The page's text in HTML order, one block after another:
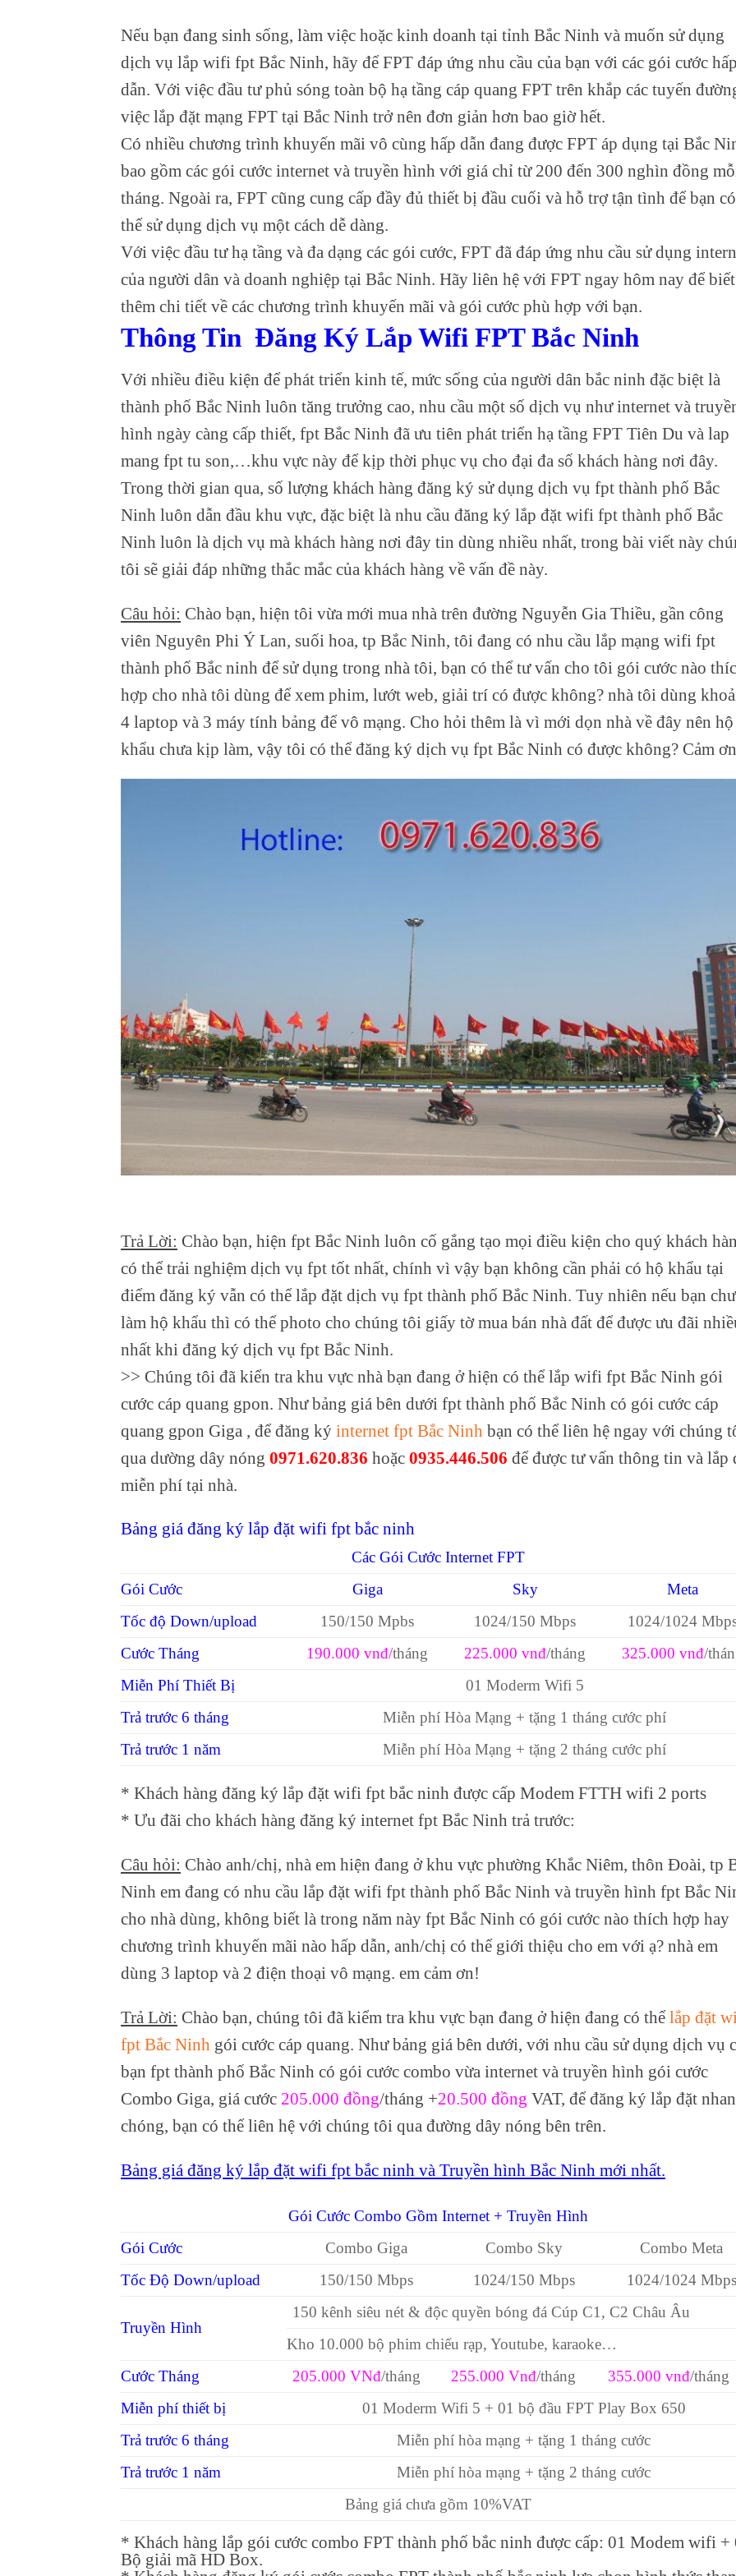
Nếu bạn đang sinh sống, làm việc hoặc kinh doanh tại tỉnh Bắc Ninh và muốn sử dụng
dịch vụ lắp wifi fpt Bắc Ninh, hãy để FPT đáp ứng nhu cầu của bạn với các gói cước
dẫn. Với việc đầu tư phủ sóng toàn bộ hạ tầng cáp quang FPT trên khắp các tuyến
việc lắp đặt mạng FPT tại Bắc Ninh trở nên đơn giản hơn bao giờ hết.
Có nhiều chương trình khuyến mãi vô cùng hấp dẫn đang được FPT áp dụng tại Bắc
bao gồm các gói cước internet và truyền hình với giá chỉ từ 200 đến 300 nghìn đồng
tháng. Ngoài ra, FPT cũng cung cấp đầy đủ thiết bị đầu cuối và hỗ trợ tận tình để bạn có
thể sử dụng dịch vụ một cách dễ dàng.
Với việc đầu tư hạ tầng và đa dạng các gói cước, FPT đã đáp ứng nhu cầu sử dụng
của người dân và doanh nghiệp tại Bắc Ninh. Hãy liên hệ với FPT ngay hôm nay để biết
thêm chi tiết về các chương trình khuyến mãi và gói cước phù hợp với bạn.
Thông Tin Đăng Ký Lắp Wifi FPT Bắc Ninh
Với nhiều điều kiện để phát triển kinh tế, mức sống của người dân bắc ninh đặc biệt là
thành phố Bắc Ninh luôn tăng trưởng cao, nhu cầu một số dịch vụ như internet và
hình ngày càng cấp thiết, fpt Bắc Ninh đã ưu tiên phát triển hạ tầng FPT Tiên Du và lap
mang fpt tu son,…khu vực này để kịp thời phục vụ cho đại đa số khách hàng nơi đây.
Trong thời gian qua, số lượng khách hàng đăng ký sử dụng dịch vụ fpt thành phố Bắc
Ninh luôn dẫn đầu khu vực, đặc biệt là nhu cầu đăng ký lắp đặt wifi fpt thành phố Bắc
Ninh luôn là dịch vụ mà khách hàng nơi đây tin dùng nhiều nhất, trong bài viết này
tôi sẽ giải đáp những thắc mắc của khách hàng về vấn đề này.
Câu hỏi: Chào bạn, hiện tôi vừa mới mua nhà trên đường Nguyễn Gia Thiều, gần công
viên Nguyên Phi Ý Lan, suối hoa, tp Bắc Ninh, tôi đang có nhu cầu lắp mạng wifi fpt
thành phố Bắc ninh để sử dụng trong nhà tôi, bạn có thể tư vấn cho tôi gói cước nào
hợp cho nhà tôi dùng để xem phim, lướt web, giải trí có được không? nhà tôi dùng
4 laptop và 3 máy tính bảng để vô mạng. Cho hỏi thêm là vì mới dọn nhà về đây nên hộ
khẩu chưa kịp làm, vậy tôi có thể đăng ký dịch vụ fpt Bắc Ninh có được không? Cảm
Trả Lời: Chào bạn, hiện fpt Bắc Ninh luôn cố gắng tạo mọi điều kiện cho quý khách
có thể trải nghiệm dịch vụ fpt tốt nhất, chính vì vậy bạn không cần phải có hộ khẩu tại
điểm đăng ký vẫn có thể lắp đặt dịch vụ fpt thành phố Bắc Ninh. Tuy nhiên nếu bạn
làm hộ khẩu thì có thể photo cho chúng tôi giấy tờ mua bán nhà đất để được ưu đãi
nhất khi đăng ký dịch vụ fpt Bắc Ninh.
>> Chúng tôi đã kiển tra khu vực nhà bạn đang ở hiện có thể lắp wifi fpt Bắc Ninh gói
cước cáp quang gpon. Như bảng giá bên dưới fpt thành phố Bắc Ninh có gói cước cáp
quang gpon Giga , để đăng ký internet fpt Bắc Ninh bạn có thể liên hệ ngay với chúng
qua dường dây nóng 0971.620.836 hoặc 0935.446.506 để được tư vấn thông tin và lắp
miễn phí tại nhà.
Bảng giá đăng ký lắp đặt wifi fpt bắc ninh
Các Gói Cước Internet FPT
Gói Cước
Giga Sky
Meta
Tốc độ Down/upload
150/150 Mpbs 1024/150 Mbps
1024/1024
Cước Tháng
190.000 vnđ/tháng 225.000 vnđ/tháng 325.000 vnđ/
Miễn Phí Thiết Bị
01 Moderm Wifi 5
Trả trước 6 tháng
Miễn phí Hòa Mạng + tặng 1 tháng cước phí
Trả trước 1 năm
Miễn phí Hòa Mạng + tặng 2 tháng cước phí
* Khách hàng đăng ký lắp đặt wifi fpt bắc ninh được cấp Modem FTTH wifi 2 ports
* Ưu đãi cho khách hàng đăng ký internet fpt Bắc Ninh trả trước:
Câu hỏi: Chào anh/chị, nhà em hiện đang ở khu vực phường Khắc Niêm, thôn Đoài, tp
Ninh em đang có nhu cầu lắp đặt wifi fpt thành phố Bắc Ninh và truyền hình fpt Bắc
cho nhà dùng, không biết là trong năm này fpt Bắc Ninh có gói cước nào thích hợp hay
chương trình khuyến mãi nào hấp dẫn, anh/chị có thể giới thiệu cho em với ạ? nhà em
dùng 3 laptop và 2 điện thoại vô mạng. em cảm ơn!
Trả Lời: Chào bạn, chúng tôi đã kiểm tra khu vực bạn đang ở hiện đang có thể lắp đặt
fpt Bắc Ninh gói cước cáp quang. Như bảng giá bên dưới, với nhu cầu sử dụng dịch vụ
bạn fpt thành phố Bắc Ninh có gói cước combo vừa internet và truyền hình gói cước
Combo Giga, giá cước 205.000 đồng/tháng +20.500 đồng VAT, để đăng ký lắp đặt
chóng, bạn có thể liên hệ với chúng tôi qua đường dây nóng bên trên.
Bảng giá đăng ký lắp đặt wifi fpt bắc ninh và Truyền hình Bắc Ninh mới nhất.
Gói Cước Combo Gồm Internet + Truyền Hình
Gói Cước
Combo Giga Combo Sky
Combo Meta
Tốc Độ Down/upload
150/150 Mbps 1024/150 Mbps 1024/1024 Mbps
Truyền Hình
150 kênh siêu nét & độc quyền bóng đá Cúp C1, C2 Châu Âu
Kho 10.000 bộ phim chiếu rạp, Youtube, karaoke…
Cước Tháng
205.000 VNđ/tháng 255.000 Vnđ/tháng 355.000 vnđ/tháng
Miễn phí thiết bị
01 Moderm Wifi 5 + 01 bộ đầu FPT Play Box 650
Trả trước 6 tháng
Miễn phí hòa mạng + tặng 1 tháng cước
Trả trước 1 năm
Miễn phí hòa mạng + tặng 2 tháng cước
Bảng giá chưa gồm 10%VAT
* Khách hàng lắp gói cước combo FPT thành phố bắc ninh được cấp: 01 Modem wifi +
Bộ giải mã HD Box.